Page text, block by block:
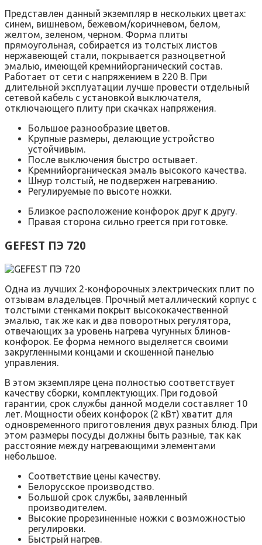
Представлен данный экземпляр в нескольких цветах:
синем, вишневом, бежевом/коричневом, белом,
желтом, зеленом, черном. Форма плиты
прямоугольная, собирается из толстых листов
нержавеющей стали, покрывается разноцветной
эмалью, имеющей кремнийорганический состав.
Работает от сети с напряжением в 220 В. При
длительной эксплуатации лучше провести отдельный
сетевой кабель с установкой выключателя,
отключающего плиту при скачках напряжения.
Большое разнообразие цветов.
Крупные размеры, делающие устройство
устойчивым.
После выключения быстро остывает.
Кремнийорганическая эмаль высокого качества.
Шнур толстый, не подвержен нагреванию.
Регулируемые по высоте ножки.
Близкое расположение конфорок друг к другу.
Правая сторона сильно греется при готовке.
GEFEST ПЭ 720
Одна из лучших 2-конфорочных электрических плит по
отзывам владельцев. Прочный металлический корпус с
толстыми стенками покрыт высококачественной
эмалью, так же как и два поворотных регулятора,
отвечающих за уровень нагрева чугунных блинов-
конфорок. Ее форма немного выделяется своими
закругленными концами и скошенной панелью
управления.
В этом экземпляре цена полностью соответствует
качеству сборки, комплектующих. При годовой
гарантии, срок службы данной модели составляет 10
лет. Мощности обеих конфорок (2 кВт) хватит для
одновременного приготовления двух разных блюд. При
этом размеры посуды должны быть разные, так как
расстояние между нагревающими элементами
небольшое.
Соответствие цены качеству.
Белорусское производство.
Большой срок службы, заявленный
производителем.
Высокие прорезиненные ножки с возможностью
регулировки.
Быстрый нагрев.